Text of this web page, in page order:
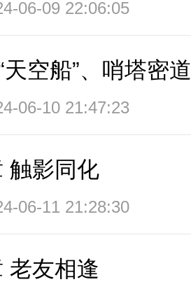
06-09 22:06:05
空船”、哨塔密道
06-10 21:47:23
触影同化
06-11 21:28:30
老友相逢